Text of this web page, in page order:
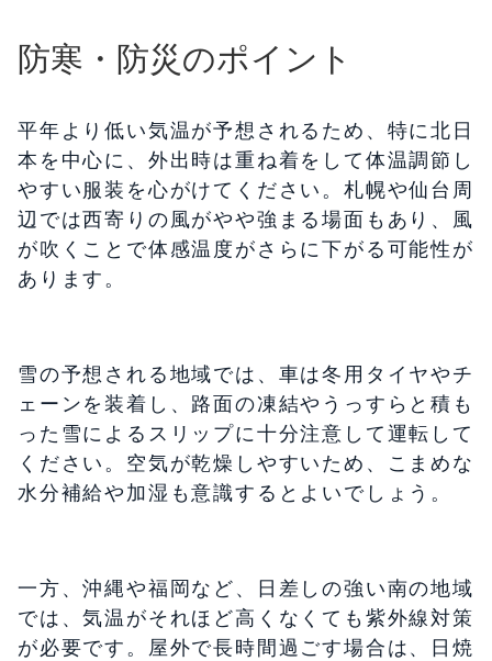
防寒・防災のポイント
平年より低い気温が予想されるため、特に北日
本を中心に、外出時は重ね着をして体温調節し
やすい服装を心がけてください。札幌や仙台周
辺では西寄りの風がやや強まる場面もあり、風
が吹くことで体感温度がさらに下がる可能性が
あります。
雪の予想される地域では、車は冬用タイヤやチ
ェーンを装着し、路面の凍結やうっすらと積も
った雪によるスリップに十分注意して運転して
ください。空気が乾燥しやすいため、こまめな
水分補給や加湿も意識するとよいでしょう。
一方、沖縄や福岡など、日差しの強い南の地域
では、気温がそれほど高くなくても紫外線対策
が必要です。屋外で長時間過ごす場合は、日焼